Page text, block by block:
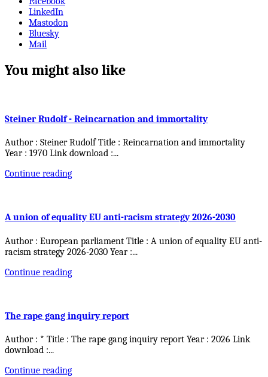
LinkedIn
Mastodon
Bluesky
Mail
You might also like
Steiner Rudolf - Reincarnation and immortality
Author : Steiner Rudolf Title : Reincarnation and immortality
Year : 1970 Link download :...
Continue reading
A union of equality EU anti-racism strategy 2026-2030
Author : European parliament Title : A union of equality EU anti-
racism strategy 2026-2030 Year :...
Continue reading
The rape gang inquiry report
Author : * Title : The rape gang inquiry report Year : 2026 Link
download :...
Continue reading